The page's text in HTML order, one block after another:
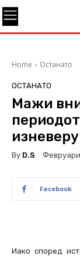
Home Останато
ОСТАНАТО
Мажи
By D.S Февруари
Facebook
Иако според